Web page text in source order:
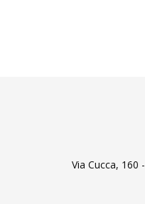
Via Cucca, 160